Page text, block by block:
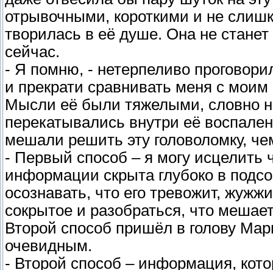
отрывочными, короткими и не
творилась в её душе. Она не
сейчас.
- Я помню, - нетерпеливо
и прекрати сравнивать меня с
Мысли её были тяжелыми, словно
перекатывались внутри её
мешали решить эту головоломку,
- Первый способ – я могу исцелить
информации скрыта глубоко в
осознавать, что его тревожит,
сокрытое и разобраться, что
Второй способ пришёл в голову
очевидным.
- Второй способ – информация,